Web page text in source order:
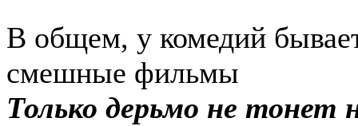
В общем, у комедий
смешные фильмы
Только дерьмо не тонет